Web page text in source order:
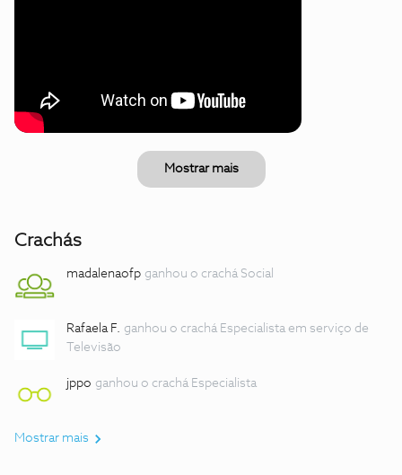
Mostrar mais
Crachás
madalenaofp ganhou o crachá Social
Rafaela F. ganhou o crachá Especialista em serviço de
Televisão
jppo ganhou o crachá Especialista
Mostrar mais